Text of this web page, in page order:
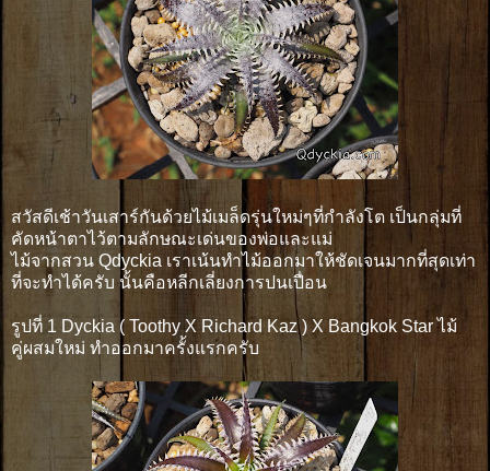
สวัสดีเช้าวันเสาร์กันด้วยไม้เมล็ดรุ่นใหม่ๆที่กำลังโต เป็นกลุ่มที่
คัดหน้าตาไว้ตามลักษณะเด่นของพ่อและแม่
ไม้จากสวน Qdyckia เราเน้นทำไม้ออกมาให้ชัดเจนมากที่สุดเท่า
ที่จะทำได้ครับ นั้นคือหลีกเลี่ยงการปนเปื่อน
รูปที่ 1 Dyckia ( Toothy X Richard Kaz ) X Bangkok Star ไม้
คู่ผสมใหม่ ทำออกมาครั้งแรกครับ